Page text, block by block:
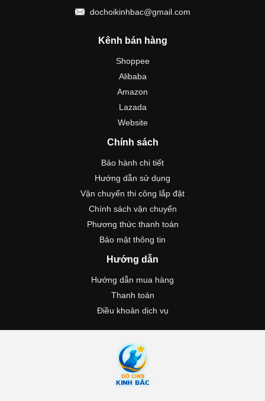
dochoikinhbac@gmail.com
Kênh bán hàng
Shoppee
Alibaba
Amazon
Lazada
Website
Chính sách
Bảo hành chi tiết
Hướng dẫn sử dụng
Vận chuyển thi công lắp đặt
Chính sách vận chuyển
Phương thức thanh toán
Bảo mật thông tin
Hướng dẫn
Hướng dẫn mua hàng
Thanh toán
Điều khoản dịch vụ